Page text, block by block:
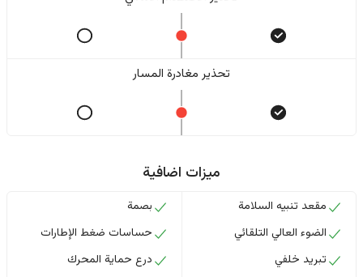
تحذير مغادرة المسار
ميزات اضافية
مقعد تنبيه السلامة
الضوء العالي التلقائي
تبريد خلفي
بصمة
حساسات ضغط الإطارات
درع حماية المحرك